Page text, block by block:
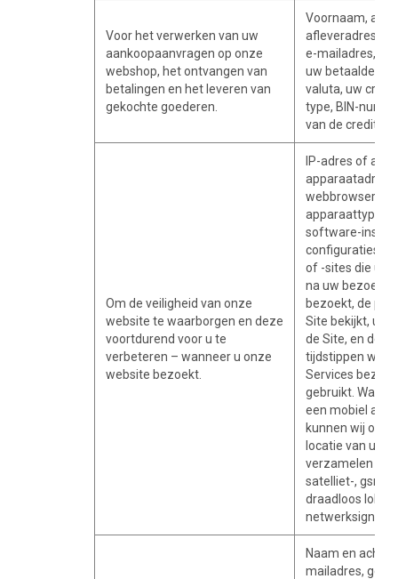
Voor het verwerken van uw
aankoopaanvragen op onze
webshop, het ontvangen van
betalingen en het leveren van
gekochte goederen.
Voornaam,
afleveradres,
e-mailadres,
uw betaalde
valuta, uw
type, BIN-
van de
Om de veiligheid van onze
website te waarborgen en deze
voortdurend voor u te
verbeteren – wanneer u onze
website bezoekt.
IP-adres of
apparaatadres
webbrowser
apparaattype,
software-
configuraties,
of -sites die u
na uw bezoek
bezoekt, de
Site bekijkt, uw
de Site, en de
tijdstippen
Services
gebruikt.
een mobiel
kunnen wij ook
locatie van uw
verzamelen
satelliet-, gsm-
draadloos lokaal
Naam en
mailadres,